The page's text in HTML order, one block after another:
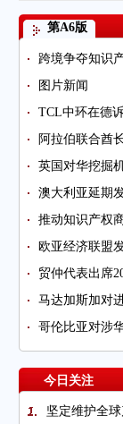
第
跨境争夺知识
图片新闻
TCL中环在德
阿拉伯联合酋
英国对华挖掘
澳大利亚延期
推动知识产权
欧亚经济联盟
贸仲代表出席
马达加斯加对
哥伦比亚对涉
今日关注
坚定维护全